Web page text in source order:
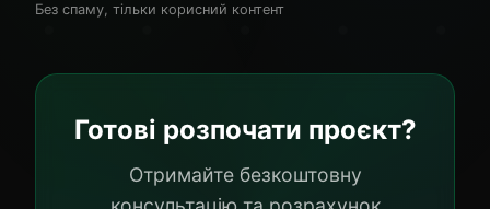
Без спаму, тільки корисний контент
Готові розпочати проєкт?
Отримайте безкоштовну